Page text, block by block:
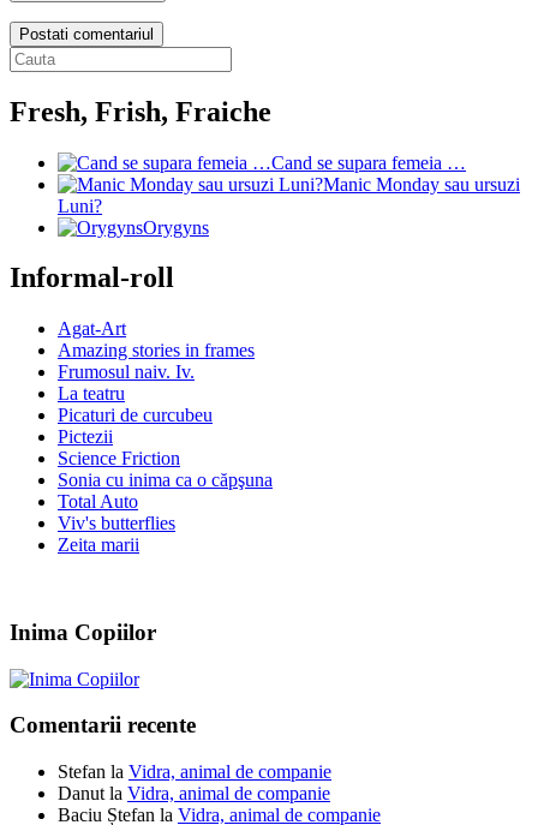
Postati comentariul
Fresh, Frish, Fraiche
Cand se supara femeia …
Manic Monday sau ursuzi
Luni?
Orygyns
Informal-roll
Agat-Art
Amazing stories in frames
Frumosul naiv. Iv.
La teatru
Picaturi de curcubeu
Pictezii
Science Friction
Sonia cu inima ca o căpşuna
Total Auto
Viv's butterflies
Zeita marii
Inima Copiilor
Comentarii recente
Stefan la Vidra, animal de companie
Danut la Vidra, animal de companie
Baciu Ștefan la Vidra, animal de companie